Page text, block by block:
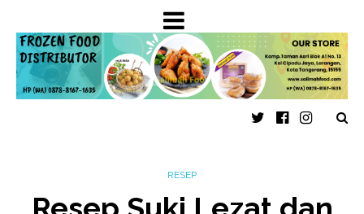
Twitter
RESEP
Resep Suki Lezat dan